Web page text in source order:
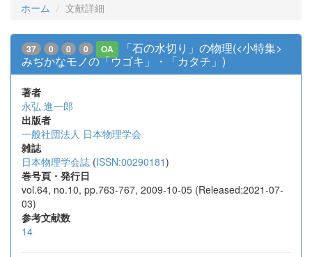
ホーム 文献詳細
37 0 0 0 OA
「石の水切り」の物理(<小特集>
みぢかなモノの「ウゴキ」・「カタチ」)
著者
永弘 進一郎
出版者
一般社団法人 日本物理学会
雑誌
日本物理学会誌 (ISSN:00290181)
巻号頁・発行日
vol.64, no.10, pp.763-767, 2009-10-05 (Released:2021-07-
03)
参考文献数
14